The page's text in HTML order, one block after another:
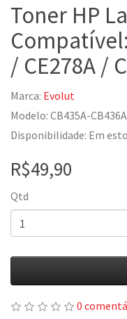
Toner HP
/ CE278A /
Marca: Evolut
Modelo: CB435A-
Disponibilidade: Em
R$49,90
Qtd
0